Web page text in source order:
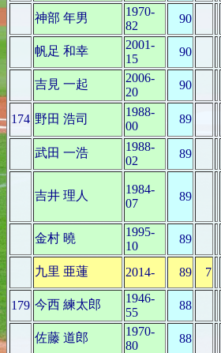
神部 年男
1970-
82
90
帆足 和幸
2001-
15
90
吉見 一起
2006-
20
90
174 野田 浩司
1988-
00
89
武田 一浩
1988-
02
89
吉井 理人
1984-
07
89
金村 曉
1995-
10
89
九里 亜蓮
2014- 89 7
179 今西 練太郎
1946-
55
88
佐藤 道郎
1970-
80
88